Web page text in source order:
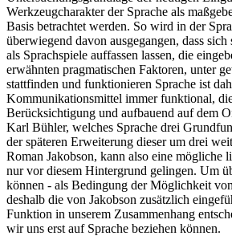
Werkzeugcharakter der Sprache als
Basis betrachtet werden. So wird in der
überwiegend davon ausgegangen, dass
als Sprachspiele auffassen lassen, die
erwähnten pragmatischen Faktoren, unter
stattfinden und funktionieren Sprache ist
Kommunikationsmittel immer funktional,
Berücksichtigung und aufbauend auf dem
Karl Bühler, welches Sprache drei
der späteren Erweiterung dieser um drei
Roman Jakobson, kann also eine mögliche
nur vor diesem Hintergrund gelingen. Um
können - als Bedingung der Möglichkeit
deshalb die von Jakobson zusätzlich
Funktion in unserem Zusammenhang
wir uns erst auf Sprache beziehen können.